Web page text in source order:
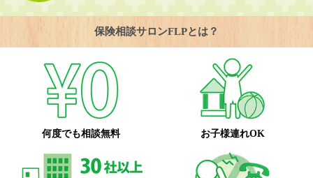
保険相談サロンFLPとは？
何度でも相談無料 お子様連れOK